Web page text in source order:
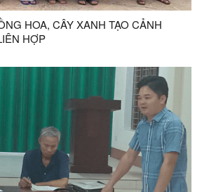
HOA, CÂY XANH TẠO CẢNH
LIÊN HỢP